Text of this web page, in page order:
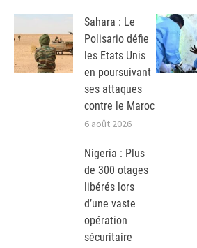
Sahara : Le
Polisario défie
les Etats Unis
en poursuivant
ses attaques
contre le Maroc
6 août 2026
Nigeria : Plus
de 300 otages
libérés lors
d’une vaste
opération
sécuritaire